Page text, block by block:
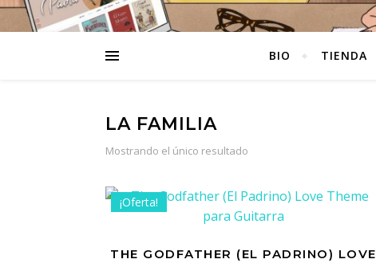
BIO TIENDA
LA FAMILIA
Mostrando el único resultado
¡Oferta!
THE GODFATHER (EL PADRINO) LOVE